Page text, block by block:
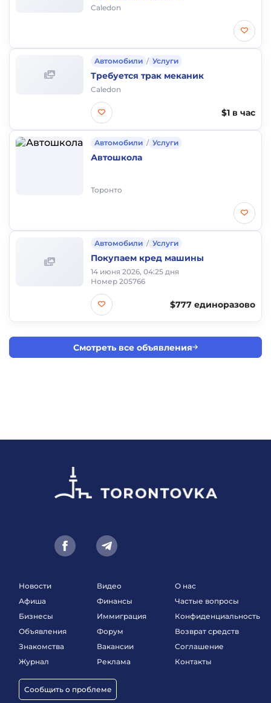
Caledon
Автомобили / Услуги
Требуется трак меканик
Caledon
$1 в час
Автомобили / Услуги
Автошкола
Торонто
Автомобили / Услуги
Покупаем кред машины
14 июня 2026, 04:25 дня
Номер 205766
$777 единоразово
Смотреть все объявления
Новости
Афиша
Бизнесы
Объявления
Знакомства
Журнал
Сообщить о проблеме
Видео
Финансы
Иммиграция
Форум
Вакансии
Реклама
О нас
Частые вопросы
Конфиденциальность
Возврат средств
Соглашение
Контакты